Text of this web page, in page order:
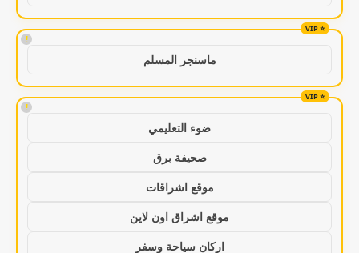
!
ماسنجر المسلم
!
ضوء التعليمي
صحيفة برق
موقع اشراقات
موقع اشراق اون لاين
اركان سياحة وسفر